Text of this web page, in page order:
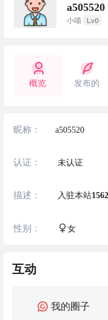
a505520
小喵 Lv0
概览 发布的
昵称： a505520
认证： 未认证
描述： 入驻本站1562
性别： 女
互动
我的圈子